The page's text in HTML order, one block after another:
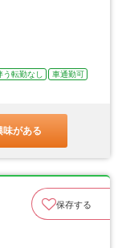
転勤なし
車通勤可
味がある
保存する